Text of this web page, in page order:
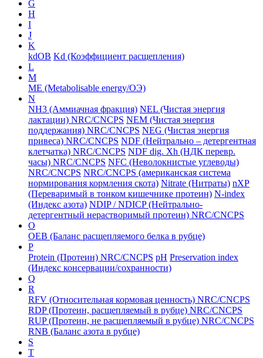
G
H
I
J
K
kdOB Kd (Коэффициент расщепления)
L
M
ME (Metabolisable energy/ОЭ)
N
NH3 (Аммиачная фракция) NEL (Чистая энергия
лактации) NRC/CNCPS NEM (Чистая энергия
поддержания) NRC/CNCPS NEG (Чистая энергия
привеса) NRC/CNCPS NDF (Нейтрально – детергентная
клетчатка) NRC/CNCPS NDF dig. Xh (НДК перевр.
часы) NRC/CNCPS NFC (Неволокнистые углеводы)
NRC/CNCPS NRC/CNCPS (американская система
нормирования кормления скота) Nitrate (Нитраты) nXP
(Переваримый в тонком кишечнике протеин) N-index
(Индекс азота) NDIP / NDICP (Нейтрально-
детергентный нерастворимый протеин) NRC/CNCPS
O
ОЕВ (Баланс расщепляемого белка в рубце)
P
Protein (Протеин) NRC/CNCPS рН Preservation index
(Индекс консервации/сохранности)
Q
R
RFV (Относительная кормовая ценность) NRC/CNCPS
RDP (Протеин, расщепляемый в рубце) NRC/CNCPS
RUP (Протеин, не расщепляемый в рубце) NRC/CNCPS
RNB (Баланс азота в рубце)
S
T